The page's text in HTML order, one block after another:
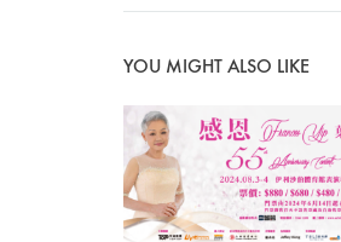
名
單
周
YOU MIGHT ALSO LIKE